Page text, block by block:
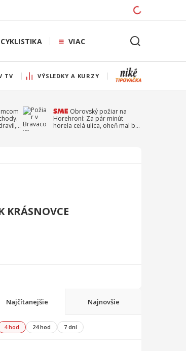
CYKLISTIKA VIAC
TV VÝSLEDKY A KURZY
Obrovský požiar na
Horehroní: Za pár minút
horela celá ulica, oheň mal byť
KRÁSNOVCE
Najčítanejšie Najnovšie
4 hod 24 hod 7 dní